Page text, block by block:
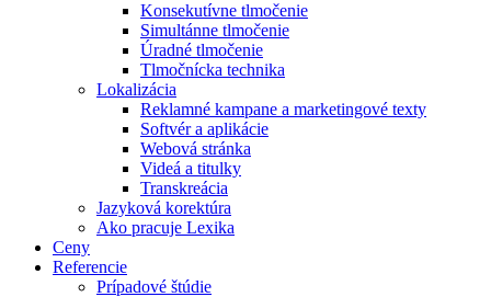
Konsekutívne tlmočenie
Simultánne tlmočenie
Úradné tlmočenie
Tlmočnícka technika
Lokalizácia
Reklamné kampane a marketingové texty
Softvér a aplikácie
Webová stránka
Videá a titulky
Transkreácia
Jazyková korektúra
Ako pracuje Lexika
Ceny
Referencie
Prípadové štúdie